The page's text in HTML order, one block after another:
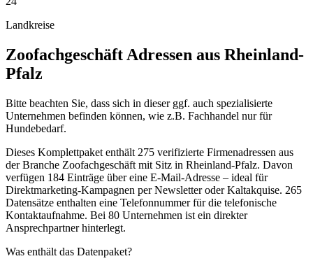
Landkreise
Zoofachgeschäft Adressen aus Rheinland-
Pfalz
Bitte beachten Sie, dass sich in dieser ggf. auch spezialisierte
Unternehmen befinden können, wie z.B. Fachhandel nur für
Hundebedarf.
Dieses Komplettpaket enthält 275 verifizierte Firmenadressen aus
der Branche Zoofachgeschäft mit Sitz in Rheinland-Pfalz. Davon
verfügen 184 Einträge über eine E-Mail-Adresse – ideal für
Direktmarketing-Kampagnen per Newsletter oder Kaltakquise. 265
Datensätze enthalten eine Telefonnummer für die telefonische
Kontaktaufnahme. Bei 80 Unternehmen ist ein direkter
Ansprechpartner hinterlegt.
Was enthält das Datenpaket?